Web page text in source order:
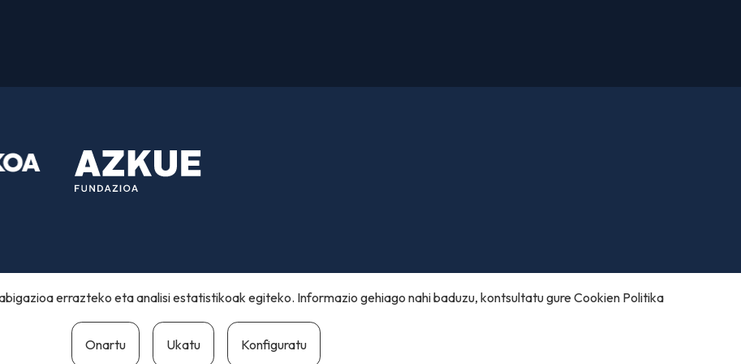
errazteko eta analisi estatistikoak egiteko. Informazio gehiago nahi baduzu, kontsultatu gureCookien Politika
Onartu Ukatu Konfiguratu